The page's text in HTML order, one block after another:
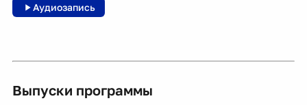
Аудиозапись
Выпуски программы